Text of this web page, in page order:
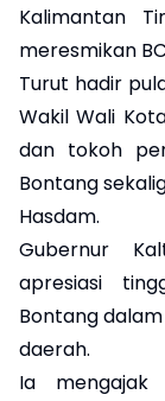
Kalimantan
meresmikan
Turut hadir
Wakil Wali
dan tokoh
Bontang
Hasdam.
Gubernur
apresiasi
Bontang
daerah.
Ia mengajak